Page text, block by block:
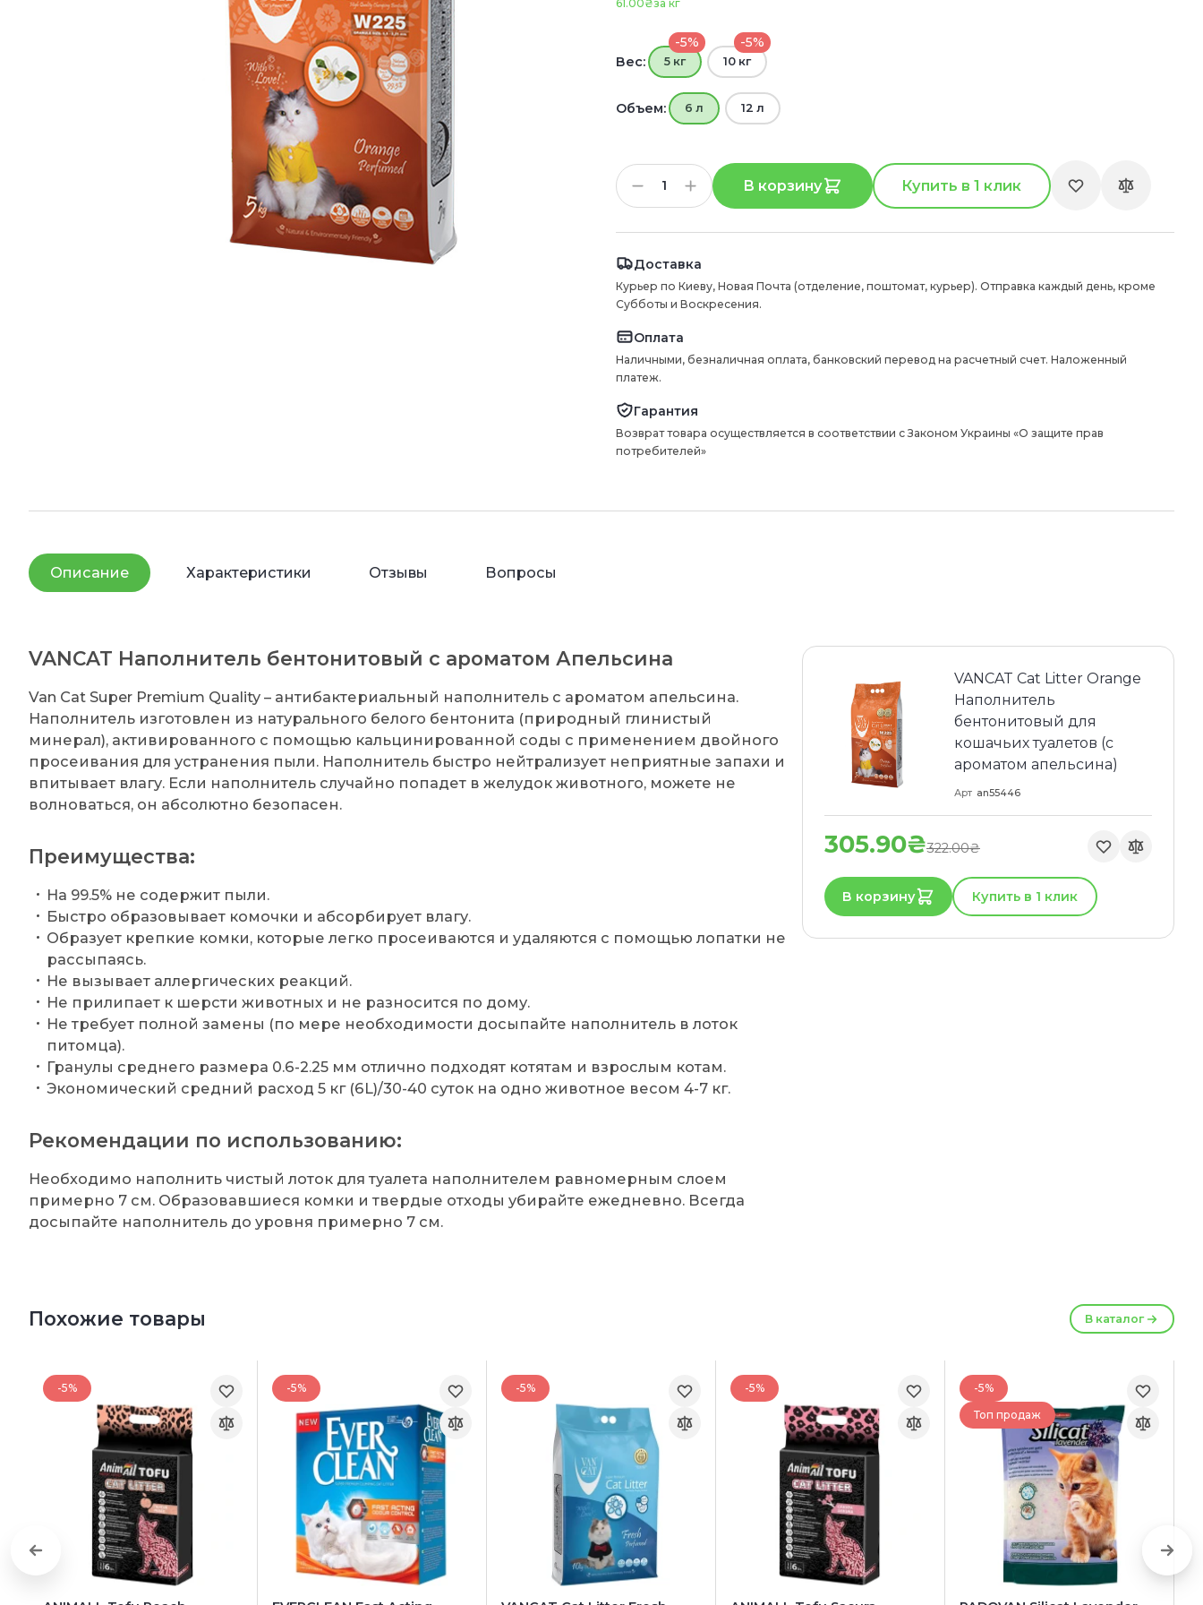
за кг
61.00₴
Вес:
-5%
5 кг
-5%
10 кг
Объем: 6 л 12 л
В корзину Купить в 1 клик
Доставка
Курьер по Киеву, Новая Почта (отделение, поштомат, курьер). Отправка каждый день, кроме
Субботы и Воскресения.
Оплата
Наличными, безналичная оплата, банковский перевод на расчетный счет. Наложенный
платеж.
Гарантия
Возврат товара осуществляется в соответствии с Законом Украины «О защите прав
потребителей»
Описание Характеристики Отзывы Вопросы
VANCAT Наполнитель бентонитовый с ароматом Апельсина
Van Cat Super Premium Quality – антибактериальный наполнитель с ароматом апельсина.
Наполнитель изготовлен из натурального белого бентонита (природный глинистый
минерал), активированного с помощью кальцинированной соды с применением двойного
просеивания для устранения пыли. Наполнитель быстро нейтрализует неприятные запахи и
впитывает влагу. Если наполнитель случайно попадет в желудок животного, можете не
волноваться, он абсолютно безопасен.
Преимущества:
На 99.5% не содержит пыли.
Быстро образовывает комочки и абсорбирует влагу.
Образует крепкие комки, которые легко просеиваются и удаляются с помощью лопатки не
рассыпаясь.
Не вызывает аллергических реакций.
Не прилипает к шерсти животных и не разносится по дому.
Не требует полной замены (по мере необходимости досыпайте наполнитель в лоток
питомца).
Гранулы среднего размера 0.6-2.25 мм отлично подходят котятам и взрослым котам.
Экономический средний расход 5 кг (6L)/30-40 суток на одно животное весом 4-7 кг.
Рекомендации по использованию:
Необходимо наполнить чистый лоток для туалета наполнителем равномерным слоем
примерно 7 см. Образовавшиеся комки и твердые отходы убирайте ежедневно. Всегда
досыпайте наполнитель до уровня примерно 7 см.
VANCAT Cat Litter Orange
Наполнитель
бентонитовый для
кошачьих туалетов (с
ароматом апельсина)
Арт an55446
305.90₴322.00₴
В корзину Купить в 1 клик
Похожие товары В каталог
-5% -5% -5% -5%
-5%
Топ продаж